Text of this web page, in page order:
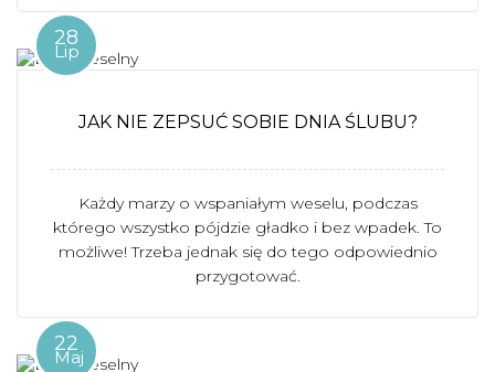
28
Lip
JAK NIE ZEPSUĆ SOBIE DNIA ŚLUBU?
Każdy marzy o wspaniałym weselu, podczas
którego wszystko pójdzie gładko i bez wpadek. To
możliwe! Trzeba jednak się do tego odpowiednio
przygotować.
22
Maj